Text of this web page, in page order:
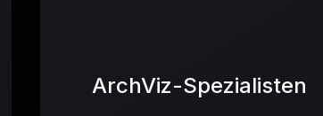
ArchViz-Spezialisten